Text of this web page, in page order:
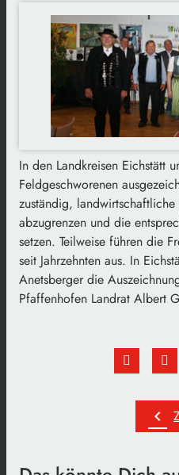
In den Landkreisen Eichstätt
Feldgeschworenen
zuständig,
abzugrenzen und die
setzen. Teilweise führen die
seit Jahrzehnten aus. In
Anetsberger die
Pfaffenhofen Landrat Albert
chevron_left